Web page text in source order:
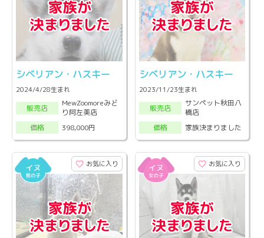
シベリアン・ハスキー
2024/4/28生まれ
販売店
MewZoomoreみど
り阿左美店
価格
398,000円
シベリアン・ハスキー
2023/11/23生まれ
販売店
サンペット秋田八
橋店
価格
家族決まりました
お気に入り お気に入り